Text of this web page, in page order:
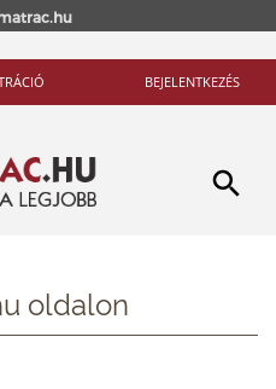
BEJELENTKEZÉS
oldalon